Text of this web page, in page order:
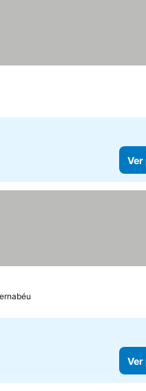
Ver
Ver